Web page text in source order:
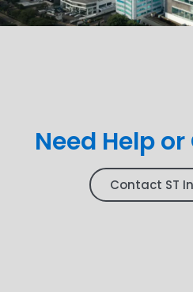
Need Help
Contact ST